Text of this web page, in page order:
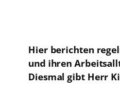
Hier berichten
und ihren
Diesmal gibt Herr